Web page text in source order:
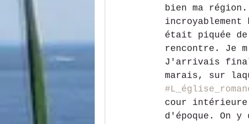
bien ma
était piquée
rencontre. Je
J'arrivais
marais, sur
cour intérieure
d'époque. On